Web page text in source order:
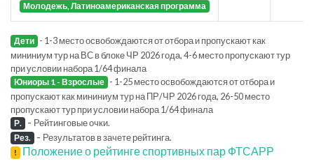
Молодежь, Латиноамериканская программа
Дети - 1-3 место освобождаются от отбора и пропускают как
мининиум тур на ВС в блоке ЧР 2026 года, 4-6 место пропускают тур
при условии набора 1/64 финала
Юниоры 1 - Взрослые - 1-25 место освобождаются от отбора и
пропускают как мининиум тур на ПР/ЧР 2026 года, 26-50 место
пропускают тур при условии набора 1/64 финала
Р. - Рейтинговые очки.
Рез. - Результатов в зачете рейтинга.
! Положение о рейтинге спортивных пар ФТСАРР